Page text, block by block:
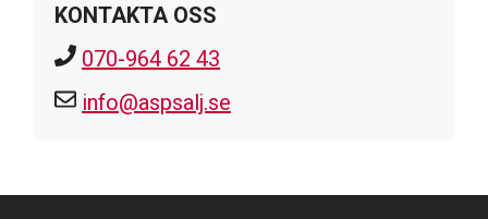
KONTAKTA OSS
070-964 62 43
info@aspsalj.se